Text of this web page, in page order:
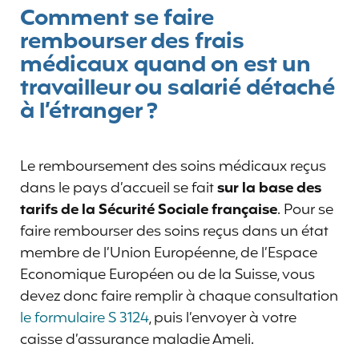
Comment se faire
rembourser des frais
médicaux quand on est un
travailleur ou salarié détaché
à l’étranger ?
Le remboursement des soins médicaux reçus
dans le pays d’accueil se faitsur la base des
tarifs de la Sécurité Sociale française. Pour se
faire rembourser des soins reçus dans un état
membre de l’Union Européenne, de l’Espace
Economique Européen ou de la Suisse, vous
devez donc faire remplir à chaque consultation
le formulaire S 3124, puis l’envoyer à votre
caisse d’assurance maladie Ameli.